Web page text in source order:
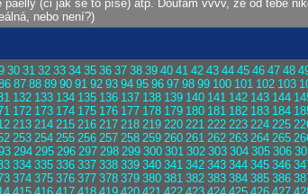
(či jak se to píše) atp. Doufám vvvv, že od tebe
nebo není?)
30 31 32 33 34 35 36 37 38 39 40 41 42 43 44 45 46 47 48
87 88 89 90 91 92 93 94 95 96 97 98 99 100 101 102 103
132 133 134 135 136 137 138 139 140 141 142 143 144
172 173 174 175 176 177 178 179 180 181 182 183 184
213 214 215 216 217 218 219 220 221 222 223 224 225
253 254 255 256 257 258 259 260 261 262 263 264 265
294 295 296 297 298 299 300 301 302 303 304 305 306
334 335 336 337 338 339 340 341 342 343 344 345 346
374 375 376 377 378 379 380 381 382 383 384 385 386